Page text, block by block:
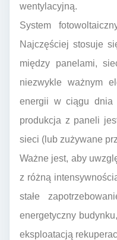
wentylacyjną.
System
Najczęściej stosuje
między panelami,
niezwykle ważnym
energii w ciągu dnia
produkcja z paneli
sieci (lub zużywane
Ważne jest, aby
z różną
stałe
energetyczny
eksploatacją